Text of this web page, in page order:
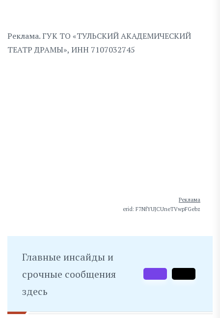
Реклама. ГУК ТО «ТУЛЬСКИЙ АКАДЕМИЧЕСКИЙ
ТЕАТР ДРАМЫ», ИНН 7107032745
Реклама
erid: F7NfYUJCUneTVwpFGebz
Главные инсайды и
срочные сообщения
здесь